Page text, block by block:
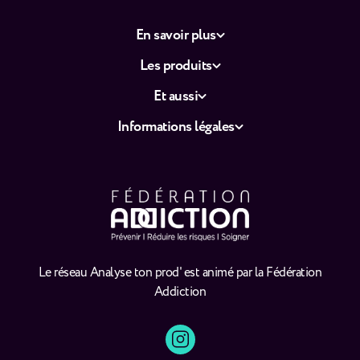
Le réseau Analyse ton prod' est animé par la Fédération
Addiction
En savoir plus
Les produits
Et aussi
Informations légales